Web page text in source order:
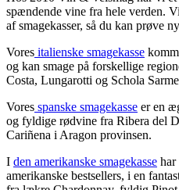
spændende vine fra hele verden.
af smagekasser, så du kan prøve
Vores italienske smagekasse
og kan smage på forskellige
Costa, Lungarotti og Schola
Vores spanske smagekasse er en
og fyldige rødvine fra Ribera del
Cariñena i Aragon provinsen.
I den amerikanske smagekasse har
amerikanske bestsellers, i en